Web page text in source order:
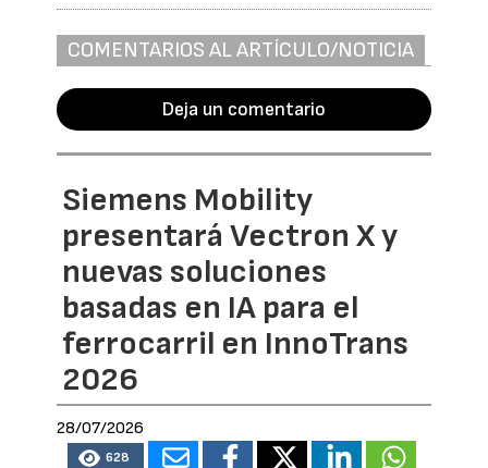
COMENTARIOS AL ARTÍCULO/NOTICIA
Deja un comentario
Siemens Mobility
presentará Vectron X y
nuevas soluciones
basadas en IA para el
ferrocarril en InnoTrans
2026
28/07/2026
628